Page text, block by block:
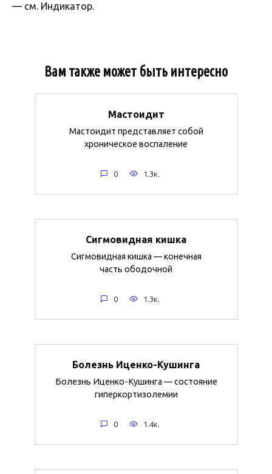
— см. Индикатор.
Вам также может быть интересно
Мастоидит
Мастоидит представляет собой
хроническое воспаление
0 1.3к.
Сигмовидная кишка
Сигмовидная кишка — конечная
часть ободочной
0 1.3к.
Болезнь Иценко-Кушинга
Болезнь Иценко-Кушинга — состояние
гиперкортизолемии
0 1.4к.